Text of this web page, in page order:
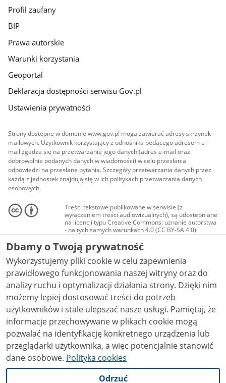
Profil zaufany
BIP
Prawa autorskie
Warunki korzystania
Geoportal
Deklaracja dostępności serwisu Gov.pl
Ustawienia prywatności
Strony dostępne w domenie www.gov.pl mogą zawierać adresy skrzynek
mailowych. Użytkownik korzystający z odnośnika będącego adresem e-
mail zgadza się na przetwarzanie jego danych (adres e-mail oraz
dobrowolnie podanych danych w wiadomości) w celu przesłania
odpowiedzi na przesłane pytania. Szczegóły przetwarzania danych przez
każdą z jednostek znajdują się w ich politykach przetwarzania danych
osobowych.
Treści tekstowe publikowane w serwisie (z
wyłączeniem treści audiowizualnych), są udostępniane
na licencji typu Creative Commons: uznanie autorstwa
- na tych samych warunkach 4.0 (CC BY-SA 4.0).
Materiały audiowizualne, w tym zdjęcia, materiały
audio i wideo, są udostępniane na licencji typu
Creative Commons: uznanie autorstwa użycie
niekomercyjne - bez utworów zależnych 4.0 (CC BY-
NC-ND 4.0), o ile nie jest to stwierdzone inaczej.
Dbamy o Twoją prywatność
Wykorzystujemy pliki cookie w celu zapewnienia
prawidłowego funkcjonowania naszej witryny oraz do
analizy ruchu i optymalizacji działania strony. Dzięki nim
możemy lepiej dostosować treści do potrzeb
użytkowników i stale ulepszać nasze usługi. Pamiętaj, że
informacje przechowywane w plikach cookie mogą
pozwalać na identyfikację konkretnego urządzenia lub
przeglądarki użytkownika, a więc potencjalnie stanowić
dane osobowe. Polityka cookies
Odrzuć